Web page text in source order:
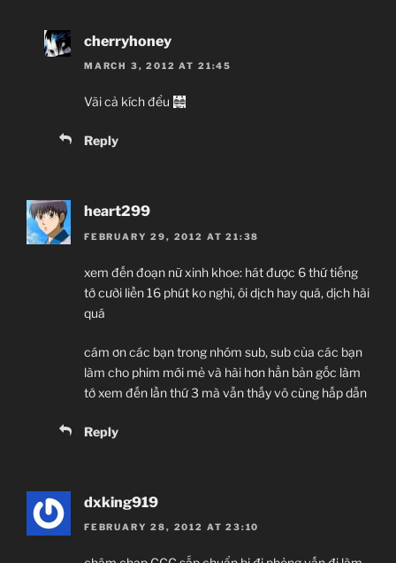
cherryhoney
MARCH 3, 2012 AT 21:45
Vãi cả kích đểu
Reply
heart299
FEBRUARY 29, 2012 AT 21:38
xem đến đoạn nữ xinh khoe: hát được 6 thứ tiếng
tớ cười liền 16 phút ko nghỉ, ôi dịch hay quá, dịch hài
quá
cám ơn các bạn trong nhóm sub, sub của các bạn
làm cho phim mới mẻ và hài hơn hẳn bản gốc làm
tớ xem đến lần thứ 3 mà vẫn thấy vô cùng hấp dẫn
Reply
dxking919
FEBRUARY 28, 2012 AT 23:10